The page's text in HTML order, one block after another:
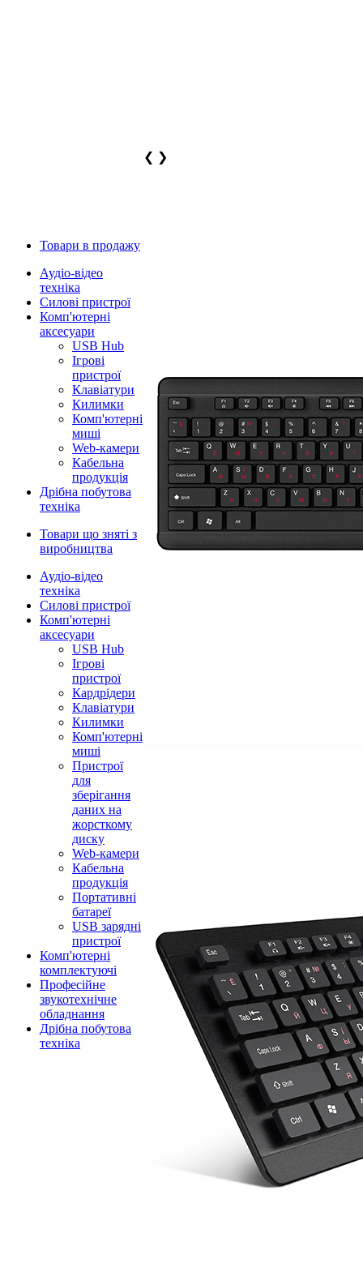
Товари в продажу
Аудіо-відео
техніка
Силові пристрої
Комп'ютерні
аксесуари
USB Hub
Ігрові
пристрої
Клавіатури
Килимки
Комп'ютерні
миші
Web-камери
Кабельна
продукція
Дрібна побутова
техніка
Товари що зняті з
виробництва
Аудіо-відео
техніка
Силові пристрої
Комп'ютерні
аксесуари
USB Hub
Ігрові
пристрої
Кардрідери
Клавіатури
Килимки
Комп'ютерні
миші
Пристрої
для
зберігання
даних на
жорсткому
диску
Web-камери
Кабельна
продукція
Портативні
батареї
USB зарядні
пристрої
Комп'ютерні
комплектуючі
Професійне
звукотехнічне
обладнання
Дрібна побутова
техніка
❮ ❯